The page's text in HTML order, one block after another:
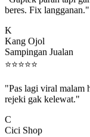
Kang Ojol
Sampingan Jualan
⭐⭐⭐⭐⭐
rejeki gak kelewat."
Cici Shop
Importir